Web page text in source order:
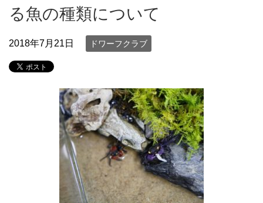
る魚の種類について
2018年7月21日 ドワーフクラブ